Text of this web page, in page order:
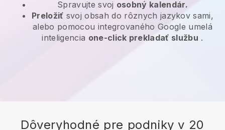
Spravujte svoj osobný kalendár.
Preložiť svoj obsah do rôznych jazykov sami,
alebo pomocou integrovaného Google umelá
inteligencia one-click prekladať službu .
Dôveryhodné pre podniky v 20